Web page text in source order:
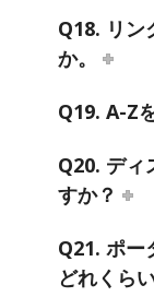
Q18. リン
か。
Q19. A-Z
Q20. ディ
すか？
Q21. ポー
どれくら